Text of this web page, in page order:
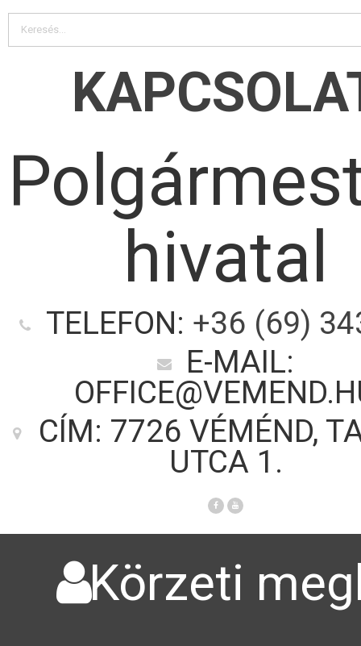
hivatal
TELEFON: +36 (69)
E-MAIL:
CÍM: 7726 VÉMÉND,
UTCA 1.
Körzeti